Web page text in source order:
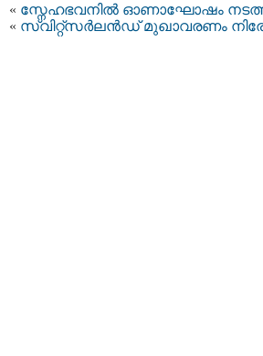
« സ്നേഹഭവനില്‍ ഓണാഘോഷം
« സ്വിറ്റ്സര്‍ലന്‍ഡ് മുഖാവരണം